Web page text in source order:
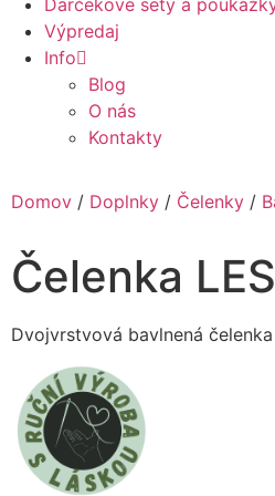
Darčekové sety a
Výpredaj
Info
Blog
O nás
Kontakty
Domov / Doplnky / Čelenky /
Čelenka
Dvojvrstvová bavlnená